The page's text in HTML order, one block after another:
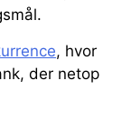
, hvor
der netop